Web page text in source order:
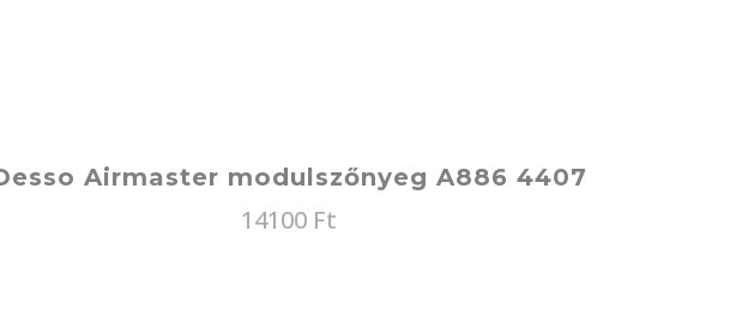
Airmaster modulszőnyeg A886 4407
14100 Ft